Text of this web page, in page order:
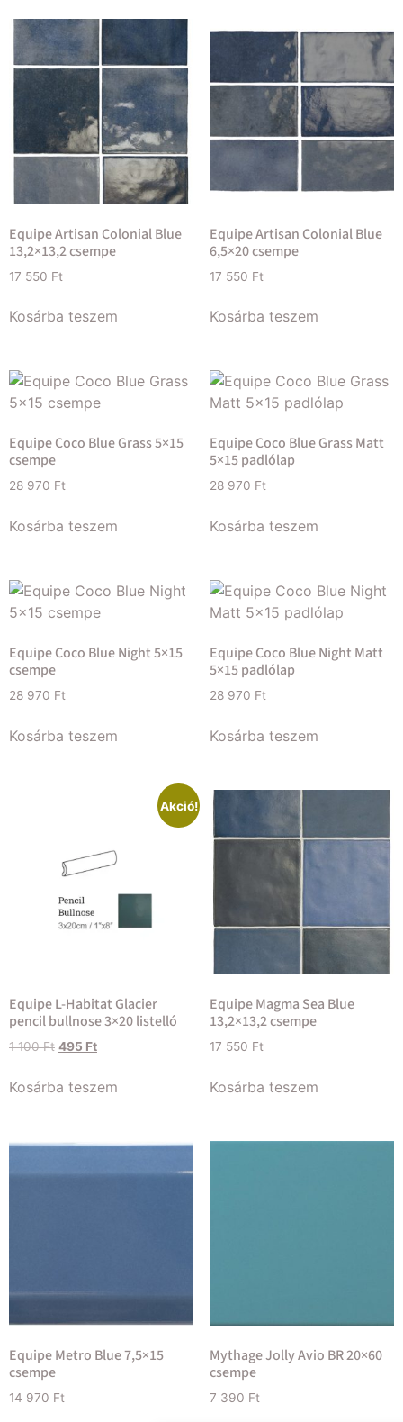
Equipe Artisan Colonial Blue
13,2×13,2 csempe
17 550 Ft
Kosárba teszem
Equipe Artisan Colonial Blue
6,5×20 csempe
17 550 Ft
Kosárba teszem
Equipe Coco Blue Grass 5×15
csempe
28 970 Ft
Kosárba teszem
Equipe Coco Blue Grass Matt
5×15 padlólap
28 970 Ft
Kosárba teszem
Equipe Coco Blue Night 5×15
csempe
28 970 Ft
Kosárba teszem
Equipe Coco Blue Night Matt
5×15 padlólap
28 970 Ft
Kosárba teszem
Akció!
Equipe L-Habitat Glacier
pencil bullnose 3×20 listelló
1 100Ft 495 Ft
Kosárba teszem
Equipe Magma Sea Blue
13,2×13,2 csempe
17 550 Ft
Kosárba teszem
Equipe Metro Blue 7,5×15
csempe
14 970 Ft
Mythage Jolly Avio BR 20×60
csempe
7 390 Ft